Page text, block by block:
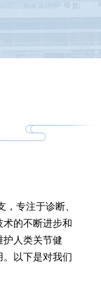
专注于诊断、
的不断进步和
护人类关节健
以下是对我们